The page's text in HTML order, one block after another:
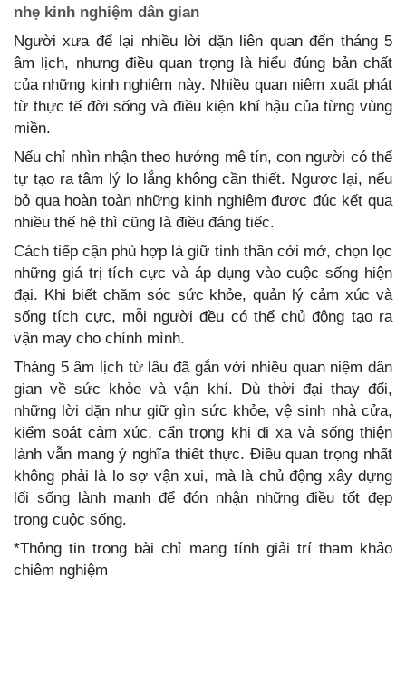
nhẹ kinh nghiệm dân gian
Người xưa để lại nhiều lời dặn liên quan đến tháng 5
âm lịch, nhưng điều quan trọng là hiểu đúng bản chất
của những kinh nghiệm này. Nhiều quan niệm xuất phát
từ thực tế đời sống và điều kiện khí hậu của từng vùng
miền.
Nếu chỉ nhìn nhận theo hướng mê tín, con người có thể
tự tạo ra tâm lý lo lắng không cần thiết. Ngược lại, nếu
bỏ qua hoàn toàn những kinh nghiệm được đúc kết qua
nhiều thế hệ thì cũng là điều đáng tiếc.
Cách tiếp cận phù hợp là giữ tinh thần cởi mở, chọn lọc
những giá trị tích cực và áp dụng vào cuộc sống hiện
đại. Khi biết chăm sóc sức khỏe, quản lý cảm xúc và
sống tích cực, mỗi người đều có thể chủ động tạo ra
vận may cho chính mình.
Tháng 5 âm lịch từ lâu đã gắn với nhiều quan niệm dân
gian về sức khỏe và vận khí. Dù thời đại thay đổi,
những lời dặn như giữ gìn sức khỏe, vệ sinh nhà cửa,
kiểm soát cảm xúc, cẩn trọng khi đi xa và sống thiện
lành vẫn mang ý nghĩa thiết thực. Điều quan trọng nhất
không phải là lo sợ vận xui, mà là chủ động xây dựng
lối sống lành mạnh để đón nhận những điều tốt đẹp
trong cuộc sống.
*Thông tin trong bài chỉ mang tính giải trí tham khảo
chiêm nghiệm